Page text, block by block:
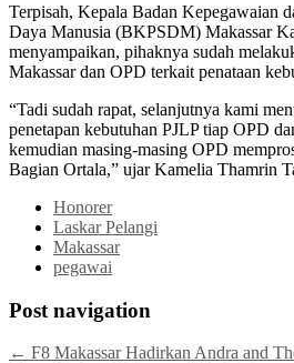
Terpisah, Kepala Badan Kepegawaian
Daya Manusia (BKPSDM) Makassar
menyampaikan, pihaknya sudah
Makassar dan OPD terkait penataan
“Tadi sudah rapat, selanjutnya kami
penetapan kebutuhan PJLP tiap OPD
kemudian masing-masing OPD
Bagian Ortala,” ujar Kamelia Thamrin
Honorer
Laskar Pelangi
Makassar
pegawai
Post navigation
← F8 Makassar Hadirkan Andra and